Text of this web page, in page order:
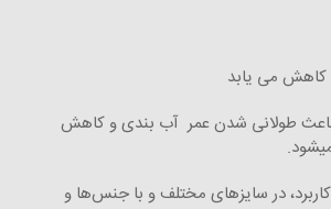
می یابد
طولانی شدن عمر آب بندی و کاهش
در سایزهای مختلف و با جنس‌ها و